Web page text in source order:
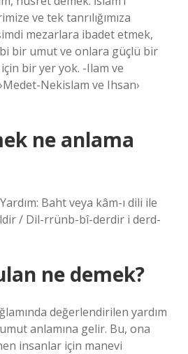
ve tek tanrılığımıza
mezarlara ibadet etmek,
bir umut ve onlara güçlü bir
bir yer yok. -Ilam ve
Nekislam ve Ihsan›
ne anlama
Baht veya kâm-ı dili ile
/ Dil-rrünb-bî-derdir i derd-
ne demek?
değerlendirilen yardım
anlamına gelir. Bu, ona
insanlar için manevi